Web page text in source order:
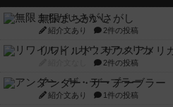
無限まちがいさがし
紹介文あり 2件の投稿
リワイルド：サウスアメリ
2件の投稿
アンダー・ザ・テーブラー
紹介文あり 1件の投稿